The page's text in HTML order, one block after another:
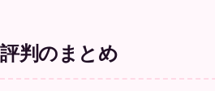
評判のまとめ